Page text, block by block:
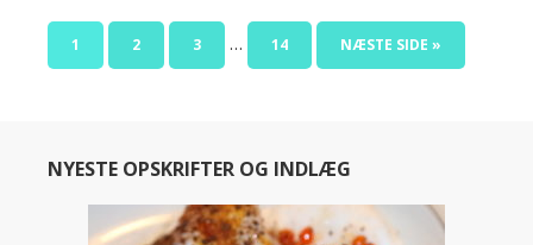
1 2 3 … 14 NÆSTE SIDE »
NYESTE OPSKRIFTER OG INDLÆG